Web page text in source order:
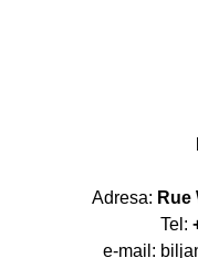
Adresa: Rue
Tel:
e-mail: